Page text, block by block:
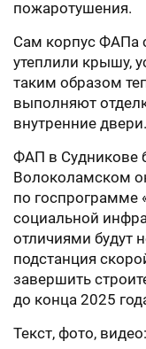
пожаротушения.
Сам корпус ФАПа
утеплили крышу,
таким образом
выполняют
внутренние двери.
ФАП в Судникове
Волоколамском
по госпрограмме
социальной
отличиями будут
подстанция
завершить
до конца 2025
Текст, фото,